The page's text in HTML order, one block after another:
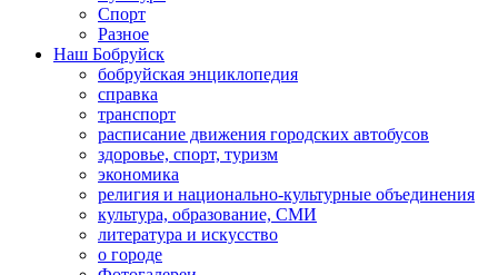
Спорт
Разное
Наш Бобруйск
бобруйская энциклопедия
справка
транспорт
расписание движения городских автобусов
здоровье, спорт, туризм
экономика
религия и национально-культурные объединения
культура, образование, СМИ
литература и искусство
о городе